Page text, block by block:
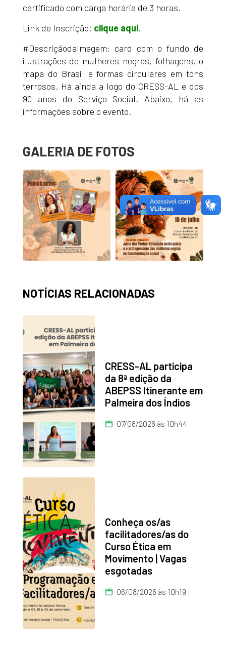
certificado com carga horária de 3 horas.
Link de Inscrição: clique aqui.
#DescriçãodaImagem: card com o fundo de
ilustrações de mulheres negras, folhagens, o
mapa do Brasil e formas circulares em tons
terrosos. Há ainda a logo do CRESS-AL e dos
90 anos do Serviço Social. Abaixo, há as
informações sobre o evento.
GALERIA DE FOTOS
NOTÍCIAS RELACIONADAS
CRESS-AL participa
da 8ª edição da
ABEPSS Itinerante em
Palmeira dos Índios
07/08/2026 às 10h44
Conheça os/as
facilitadores/as do
Curso Ética em
Movimento | Vagas
esgotadas
06/08/2026 às 10h19